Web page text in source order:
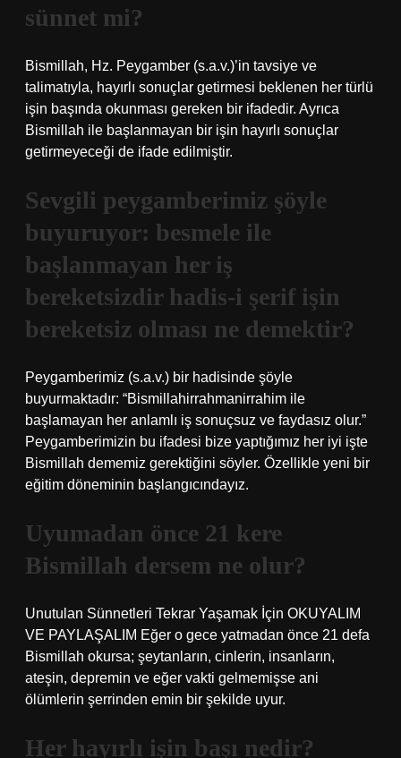
sünnet mi?
Bismillah, Hz. Peygamber (s.a.v.)’in tavsiye ve
talimatıyla, hayırlı sonuçlar getirmesi beklenen her türlü
işin başında okunması gereken bir ifadedir. Ayrıca
Bismillah ile başlanmayan bir işin hayırlı sonuçlar
getirmeyeceği de ifade edilmiştir.
Sevgili peygamberimiz şöyle
buyuruyor: besmele ile
başlanmayan her iş
bereketsizdir hadis-i şerif işin
bereketsiz olması ne demektir?
Peygamberimiz (s.a.v.) bir hadisinde şöyle
buyurmaktadır: “Bismillahirrahmanirrahim ile
başlamayan her anlamlı iş sonuçsuz ve faydasız olur.”
Peygamberimizin bu ifadesi bize yaptığımız her iyi işte
Bismillah dememiz gerektiğini söyler. Özellikle yeni bir
eğitim döneminin başlangıcındayız.
Uyumadan önce 21 kere
Bismillah dersem ne olur?
Unutulan Sünnetleri Tekrar Yaşamak İçin OKUYALIM
VE PAYLAŞALIM Eğer o gece yatmadan önce 21 defa
Bismillah okursa; şeytanların, cinlerin, insanların,
ateşin, depremin ve eğer vakti gelmemişse ani
ölümlerin şerrinden emin bir şekilde uyur.
Her hayırlı işin başı nedir?